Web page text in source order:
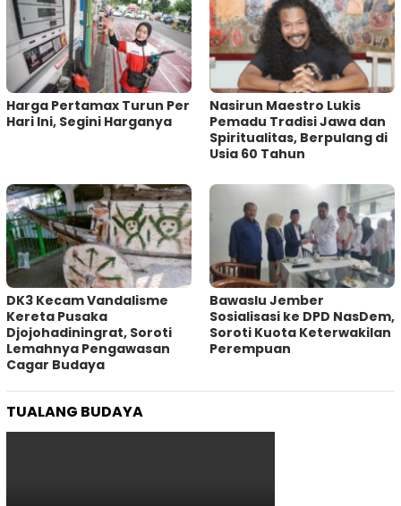
Harga Pertamax Turun Per
Hari Ini, Segini Harganya
‎Nasirun Maestro Lukis
Pemadu Tradisi Jawa dan
Spiritualitas, Berpulang di
Usia 60 Tahun
DK3 Kecam Vandalisme
Kereta Pusaka
Djojohadiningrat, Soroti
Lemahnya Pengawasan
Cagar Budaya
Bawaslu Jember
Sosialisasi ke DPD NasDem,
Soroti Kuota Keterwakilan
Perempuan
TUALANG BUDAYA